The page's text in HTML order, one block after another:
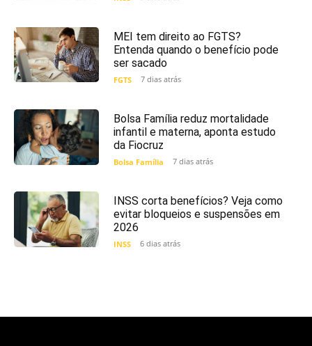
MEI tem direito ao FGTS?
Entenda quando o benefício pode
ser sacado
FGTS 7 dias atrás
Bolsa Família reduz mortalidade
infantil e materna, aponta estudo
da Fiocruz
Bolsa Família 7 dias atrás
INSS corta benefícios? Veja como
evitar bloqueios e suspensões em
2026
INSS 6 dias atrás